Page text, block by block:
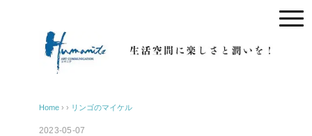
Home › › リンゴのマイケル
2023-05-07